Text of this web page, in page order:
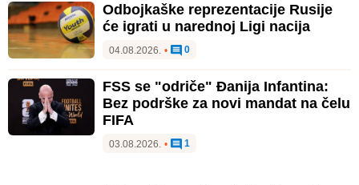
Odbojkaške reprezentacije Rusije
će igrati u narednoj Ligi nacija
04.08.2026. • 0
FSS se "odriče" Đanija Infantina:
Bez podrške za novi mandat na čelu
FIFA
03.08.2026. • 1